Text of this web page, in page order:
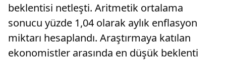
beklentisi netleşti. Aritmetik ortalama
sonucu yüzde 1,04 olarak aylık enflasyon
miktarı hesaplandı. Araştırmaya katılan
ekonomistler arasında en düşük beklenti